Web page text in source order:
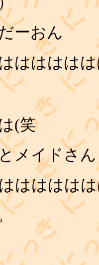
ーおん
はははは
(笑
メイドさん
はははは